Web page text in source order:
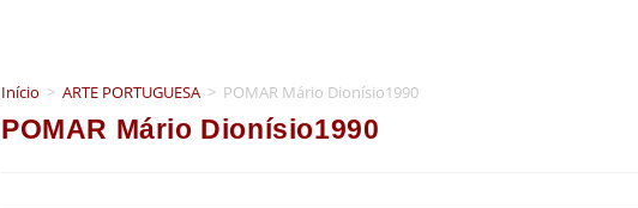
Início > ARTE PORTUGUESA > POMAR Mário Dionísio1990
POMAR Mário Dionísio1990